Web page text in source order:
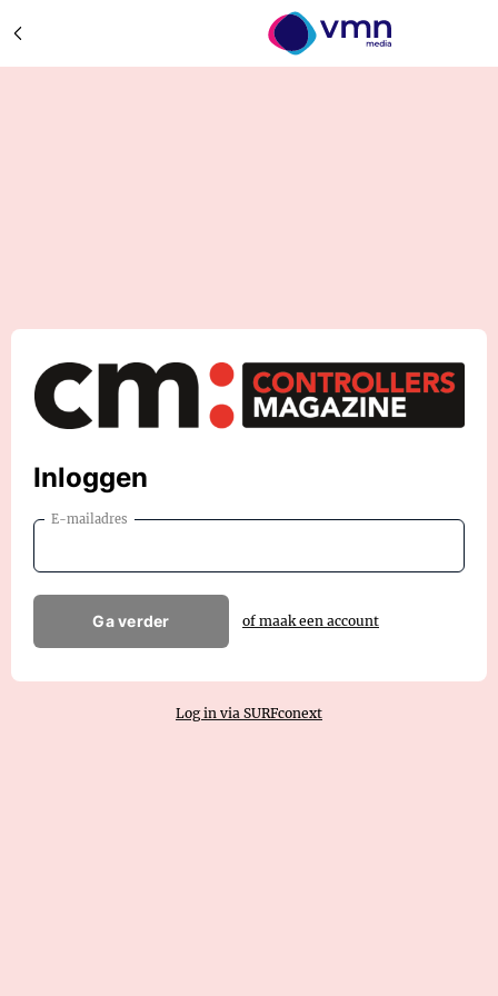
Inloggen
E-mailadres
Ga verder of maak een account
Log in via SURFconext